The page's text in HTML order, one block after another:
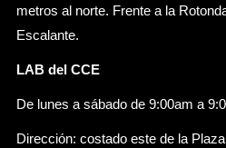
metros al norte. Frente a la
Escalante.
LAB del CCE
De lunes a sábado de 9:00am a
Dirección: costado este de la